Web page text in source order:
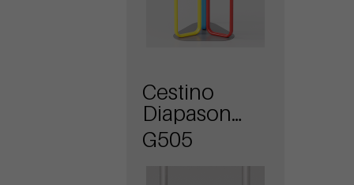
Cestino
Diapason
attacco a
G505